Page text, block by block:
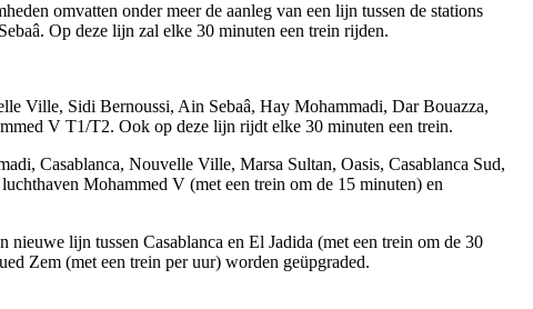
omvatten onder meer de aanleg van een lijn tussen de stations
Op deze lijn zal elke 30 minuten een trein rijden.
Ville, Sidi Bernoussi, Ain Sebaâ, Hay Mohammadi, Dar Bouazza,
V T1/T2. Ook op deze lijn rijdt elke 30 minuten een trein.
Casablanca, Nouvelle Ville, Marsa Sultan, Oasis, Casablanca Sud,
Mohammed V (met een trein om de 15 minuten) en
lijn tussen Casablanca en El Jadida (met een trein om de 30
Zem (met een trein per uur) worden geüpgraded.